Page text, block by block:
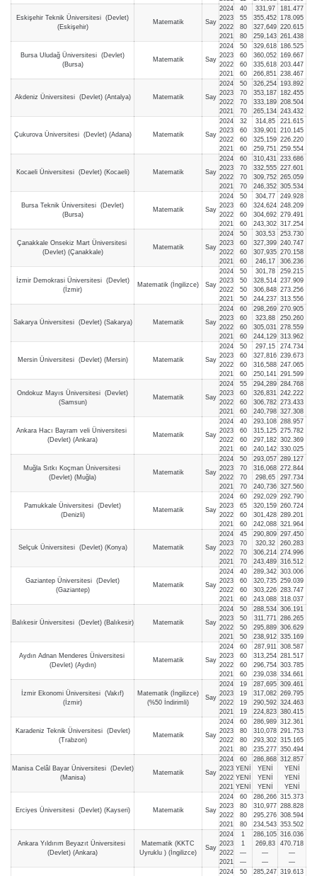
Eskişehir Teknik Üniversitesi (Devlet)
(Eskişehir)
Matematik Say
2024
2023
2022
2021
40
55
80
80
331,97
355,452
327,649
259,143
181.477
178.095
220.615
261.438
Bursa Uludağ Üniversitesi (Devlet)
(Bursa)
Matematik Say
2024
2023
2022
2021
50
60
60
60
329,618
360,052
335,618
266,851
186.525
169.667
203.447
238.467
Akdeniz Üniversitesi (Devlet) (Antalya) Matematik Say
2024
2023
2022
2021
50
70
70
70
326,254
353,187
333,189
265,134
193.892
182.455
208.504
243.432
Çukurova Üniversitesi (Devlet) (Adana) Matematik Say
2024
2023
2022
2021
32
60
60
60
314,85
339,901
325,159
259,751
221.615
210.145
226.220
259.554
Kocaeli Üniversitesi (Devlet) (Kocaeli) Matematik Say
2024
2023
2022
2021
60
70
70
70
310,431
332,555
309,752
246,352
233.686
227.601
265.059
305.534
Bursa Teknik Üniversitesi (Devlet)
(Bursa)
Matematik Say
2024
2023
2022
2021
50
60
60
60
304,77
324,624
304,692
243,302
249.928
248.209
279.491
317.254
Çanakkale Onsekiz Mart Üniversitesi
(Devlet) (Çanakkale)
Matematik Say
2024
2023
2022
2021
50
60
60
60
303,53
327,399
307,935
246,17
253.730
240.747
270.158
306.236
İzmir Demokrasi Üniversitesi (Devlet)
(İzmir)
Matematik (İngilizce) Say
2024
2023
2022
2021
50
50
50
50
301,78
328,514
306,848
244,237
259.215
237.909
273.256
313.556
Sakarya Üniversitesi (Devlet) (Sakarya) Matematik Say
2024
2023
2022
2021
60
60
60
60
298,269
323,88
305,031
244,129
270.905
250.260
278.559
313.962
Mersin Üniversitesi (Devlet) (Mersin) Matematik Say
2024
2023
2022
2021
50
60
60
60
297,15
327,816
316,588
250,141
274.734
239.673
247.065
291.599
Ondokuz Mayıs Üniversitesi (Devlet)
(Samsun)
Matematik Say
2024
2023
2022
2021
55
60
60
60
294,289
326,831
306,782
240,798
284.768
242.222
273.433
327.308
Ankara Hacı Bayram veli Üniversitesi
(Devlet) (Ankara)
Matematik Say
2024
2023
2022
2021
40
60
60
60
293,108
315,125
297,182
240,142
288.957
275.782
302.369
330.025
Muğla Sıtkı Koçman Üniversitesi
(Devlet) (Muğla)
Matematik Say
2024
2023
2022
2021
50
70
70
70
293,057
316,068
298,65
240,736
289.127
272.844
297.734
327.560
Pamukkale Üniversitesi (Devlet)
(Denizli)
Matematik Say
2024
2023
2022
2021
60
65
60
60
292,029
320,159
301,428
242,088
292.790
260.724
289.201
321.964
Selçuk Üniversitesi (Devlet) (Konya) Matematik Say
2024
2023
2022
2021
45
70
70
70
290,809
320,32
306,214
243,489
297.450
260.283
274.996
316.512
Gaziantep Üniversitesi (Devlet)
(Gaziantep)
Matematik Say
2024
2023
2022
2021
40
60
60
60
289,342
320,735
303,226
243,088
303.006
259.039
283.747
318.037
Balıkesir Üniversitesi (Devlet) (Balıkesir) Matematik Say
2024
2023
2022
2021
50
50
50
50
288,534
311,771
295,889
238,912
306.191
286.265
306.629
335.169
Aydın Adnan Menderes Üniversitesi
(Devlet) (Aydın)
Matematik Say
2024
2023
2022
2021
60
60
60
60
287,911
313,254
296,754
239,038
308.587
281.517
303.785
334.661
İzmir Ekonomi Üniversitesi (Vakıf)
(İzmir)
Matematik (İngilizce)
(%50 İndirimli)
Say
2024
2023
2022
2021
19
19
19
19
287,695
317,082
290,592
224,823
309.461
269.795
324.463
380.415
Karadeniz Teknik Üniversitesi (Devlet)
(Trabzon)
Matematik Say
2024
2023
2022
2021
60
80
80
80
286,989
310,078
293,302
235,277
312.361
291.753
315.165
350.494
Manisa Celâl Bayar Üniversitesi (Devlet)
(Manisa)
Matematik Say
2024
2023
2022
2021
60
YENİ
YENİ
YENİ
286,868
YENİ
YENİ
YENİ
312.857
YENİ
YENİ
YENİ
Erciyes Üniversitesi (Devlet) (Kayseri) Matematik Say
2024
2023
2022
2021
60
80
80
80
286,266
310,977
295,276
234,543
315.373
288.828
308.594
353.502
Ankara Yıldırım Beyazıt Üniversitesi
(Devlet) (Ankara)
Matematik (KKTC
Uyruklu ) (İngilizce)
Say
2024
2023
2022
2021
1
1
—
—
286,105
269,83
—
—
316.036
470.718
—
—
2024
50
285,247 319.613